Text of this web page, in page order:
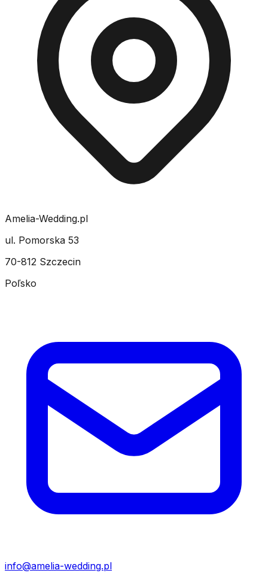
Amelia-Wedding.pl
ul. Pomorska 53
70-812 Szczecin
Poľsko
info@amelia-wedding.pl